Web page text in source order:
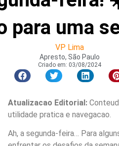
para uma
VP Lima
Apresto, São Paulo
Criado em: 03/08/2024
Atualizacao Editorial:
utilidade pratica e navegacao.
Ah, a segunda-feira… Para